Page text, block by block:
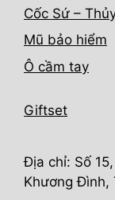
Cốc Sứ –
Mũ bảo hiểm
Ô cầm tay
Giftset
Địa chỉ: Số
Khương Đình,